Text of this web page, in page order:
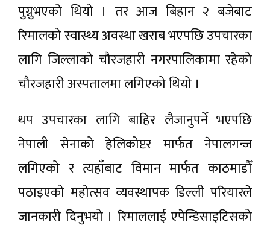
पुग्नुभएको थियो । तर आज बिहान २ बजेबाट
रिमालको स्वास्थ्य अवस्था खराब भएपछि उपचारका
लागि जिल्लाको चौरजहारी नगरपालिकामा रहेको
चौरजहारी अस्पतालमा लगिएको थियो ।
थप उपचारका लागि बाहिर लैजानुपर्ने भएपछि
नेपाली सेनाको हेलिकोप्टर मार्फत नेपालगन्ज
लगिएको र त्यहाँबाट विमान मार्फत काठमाडौँ
पठाइएको महोत्सव व्यवस्थापक डिल्ली परियारले
जानकारी दिनुभयो । रिमाललाई एपेन्डिसाइटिसको